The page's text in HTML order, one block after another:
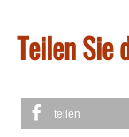
Teilen Sie
teilen